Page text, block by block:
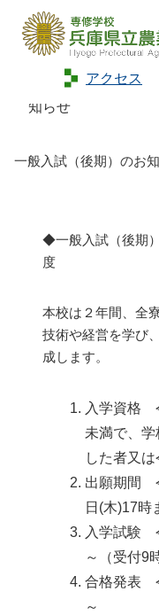
アクセス
Home> お知らせ>
知らせ
一般入試（後期）のお
◆一般入試（後期
度
本校は２年間、全
技術や経営を学び
成します。
入学資格
未満で、
した者又
出願期間
日(木)17時
入学試験
～（受付9
合格発表
～